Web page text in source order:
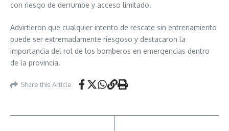
con riesgo de derrumbe y acceso limitado.
Advirtieron que cualquier intento de rescate sin entrenamiento
puede ser extremadamente riesgoso y destacaron la
importancia del rol de los bomberos en emergencias dentro
de la provincia.
Share this Article